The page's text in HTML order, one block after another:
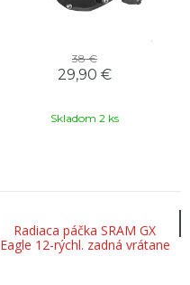
38 €
29,90 €
Skladom 2 ks
Radiaca páčka SRAM GX
Eagle 12-rýchl. zadná vrátane
objímky Lunar